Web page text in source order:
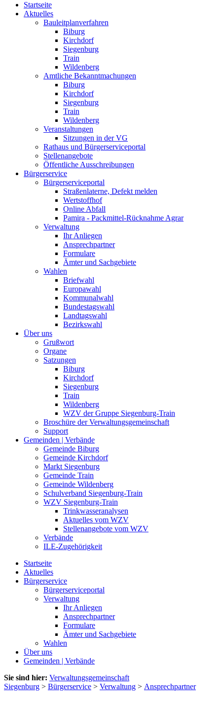
Startseite
Aktuelles
Bauleitplanverfahren
Biburg
Kirchdorf
Siegenburg
Train
Wildenberg
Amtliche Bekanntmachungen
Biburg
Kirchdorf
Siegenburg
Train
Wildenberg
Veranstaltungen
Sitzungen in der VG
Rathaus und Bürgerserviceportal
Stellenangebote
Öffentliche Ausschreibungen
Bürgerservice
Bürgerserviceportal
Straßenlaterne, Defekt melden
Wertstoffhof
Online Abfall
Pamira - Packmittel-Rücknahme Agrar
Verwaltung
Ihr Anliegen
Ansprechpartner
Formulare
Ämter und Sachgebiete
Wahlen
Briefwahl
Europawahl
Kommunalwahl
Bundestagswahl
Landtagswahl
Bezirkswahl
Über uns
Grußwort
Organe
Satzungen
Biburg
Kirchdorf
Siegenburg
Train
Wildenberg
WZV der Gruppe Siegenburg-Train
Broschüre der Verwaltungsgemeinschaft
Support
Gemeinden | Verbände
Gemeinde Biburg
Gemeinde Kirchdorf
Markt Siegenburg
Gemeinde Train
Gemeinde Wildenberg
Schulverband Siegenburg-Train
WZV Siegenburg-Train
Trinkwasseranalysen
Aktuelles vom WZV
Stellenangebote vom WZV
Verbände
ILE-Zugehörigkeit
Startseite
Aktuelles
Bürgerservice
Bürgerserviceportal
Verwaltung
Ihr Anliegen
Ansprechpartner
Formulare
Ämter und Sachgebiete
Wahlen
Über uns
Gemeinden | Verbände
Sie sind hier: Verwaltungsgemeinschaft
Siegenburg > Bürgerservice > Verwaltung > Ansprechpartner